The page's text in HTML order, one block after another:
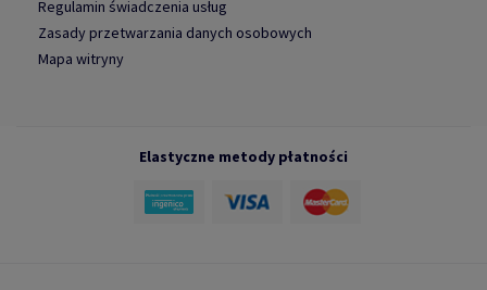
Regulamin świadczenia usług
Zasady przetwarzania danych osobowych
Mapa witryny
Elastyczne metody płatności